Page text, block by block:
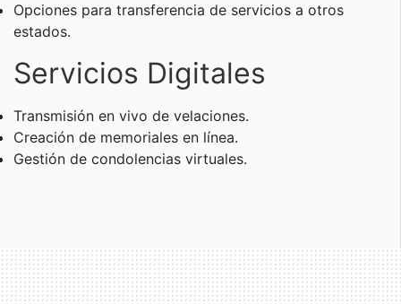
Opciones para transferencia de servicios a otros
estados.
Servicios Digitales
Transmisión en vivo de velaciones.
Creación de memoriales en línea.
Gestión de condolencias virtuales.